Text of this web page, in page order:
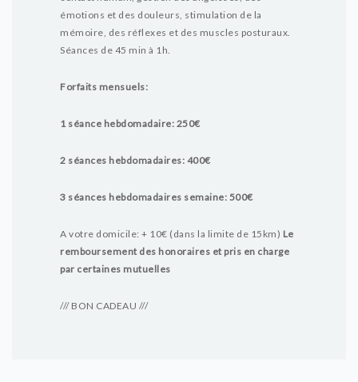
émotions et des douleurs, stimulation de la
mémoire, des réflexes et des muscles posturaux.
Séances de 45 min à 1h.
Forfaits mensuels:
1 séance hebdomadaire: 250€
2 séances hebdomadaires: 400€
3 séances hebdomadaires semaine: 500€
A votre domicile: + 10€ (dans la limite de 15km) Le
remboursement des honoraires et pris en charge
par certaines mutuelles
/// BON CADEAU ///